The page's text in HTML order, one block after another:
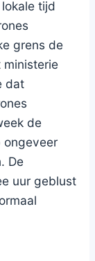
tijd
grens de
ministerie
dat
de
ongeveer
De
uur geblust